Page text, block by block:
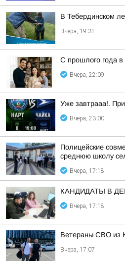
В Тебердинском
Вчера, 19:31
С прошлого года
Вчера, 22:09
Уже завтрааа!.
Вчера, 23:00
Полицейские
среднюю школу
Вчера, 17:18
КАНДИДАТЫ В
Вчера, 17:18
Ветераны СВО из
Вчера, 17:07